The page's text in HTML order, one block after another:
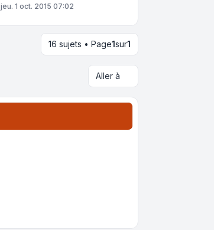
jeu. 1 oct. 2015 07:02
16 sujets • Page1sur1
Aller à